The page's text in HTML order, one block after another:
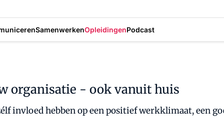
SamenwerkenOpleidingenPodcast
organisatie - ook vanuit huis
invloed hebben op een positief werkklimaat, een